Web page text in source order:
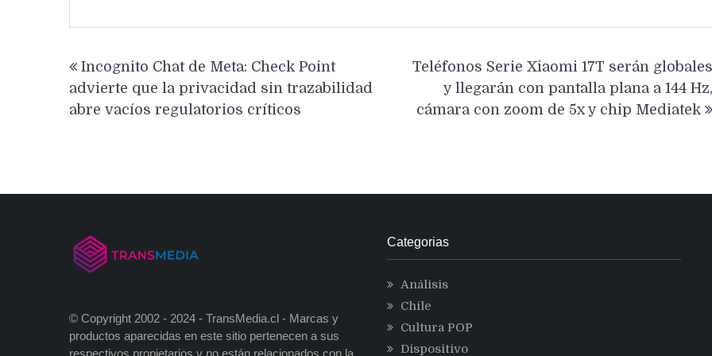
de
entradas
Incognito Chat de Meta: Check Point
advierte que la privacidad sin trazabilidad
abre vacíos regulatorios críticos
Teléfonos Serie Xiaomi 17T serán globales
y llegarán con pantalla plana a 144 Hz,
cámara con zoom de 5x y chip Mediatek
© Copyright 2002 - 2024 - TransMedia.cl - Marcas y
productos aparecidas en este sitio pertenecen a sus
Categorias
Análisis
Chile
Cultura POP
Dispositivo